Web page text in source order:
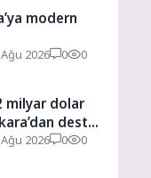
modern
2026 0 0
milyar dolar
destek
2026 0 0